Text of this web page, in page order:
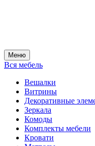
Меню
Вся мебель
Вешалки
Витрины
Декоративные
Зеркала
Комоды
Комплекты мебели
Кровати